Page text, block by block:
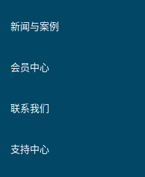
新闻与案例
会员中心
联系我们
支持中心